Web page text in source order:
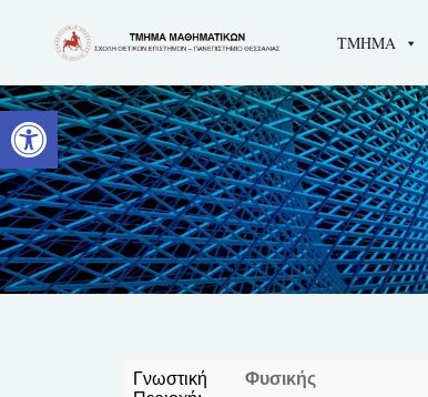
Ανοίξτε τη γραμμή εργαλείων
ΤΜΗΜΑ
Γνωστική
Φυσικής